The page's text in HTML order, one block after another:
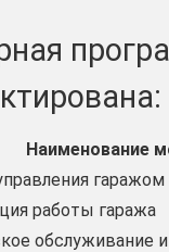
Наименование
гаражом
работы гаража
обслуживание